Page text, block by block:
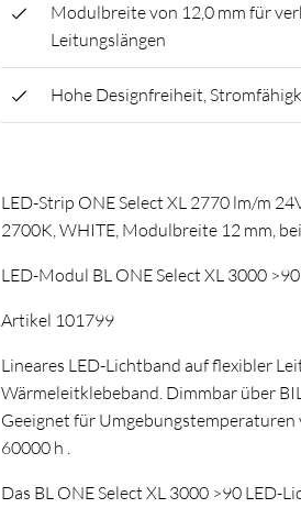
Modulbreite von 12,0 mm für
Leitungslängen
Hohe Designfreiheit,
LED-Strip ONE Select XL 2770 lm/m
2700K, WHITE, Modulbreite 12 mm,
LED-Modul BL ONE Select XL 3000 >90
Artikel 101799
Lineares LED-Lichtband auf flexibler
Wärmeleitklebeband. Dimmbar über
Geeignet für Umgebungstemperaturen
60000 h .
Das BL ONE Select XL 3000 >90 LED-